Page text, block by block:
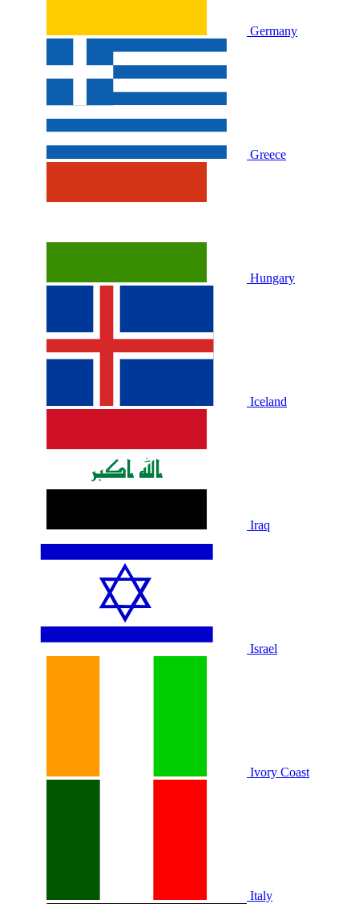
Germany
Greece
Hungary
Iceland
Iraq
Israel
Ivory Coast
Italy